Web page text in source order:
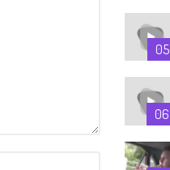
05
06